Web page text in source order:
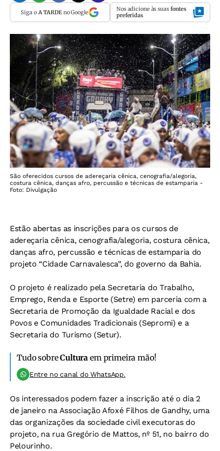
Siga o A TARDEno Google Nos adicione às suas fontes
preferidas
São oferecidos cursos de adereçaria cênica, cenografia/alegoria,
costura cênica, danças afro, percussão e técnicas de estamparia -
Foto: Divulgação
Estão abertas as inscrições para os cursos de
adereçaria cênica, cenografia/alegoria, costura cênica,
danças afro, percussão e técnicas de estamparia do
projeto “Cidade Carnavalesca”, do governo da Bahia.
O projeto é realizado pela Secretaria do Trabalho,
Emprego, Renda e Esporte (Setre) em parceria com a
Secretaria de Promoção da Igualdade Racial e dos
Povos e Comunidades Tradicionais (Sepromi) e a
Secretaria do Turismo (Setur).
Tudo sobreCultura em primeira mão!
Entre no canal do WhatsApp.
Os interessados podem fazer a inscrição até o dia 2
de janeiro na Associação Afoxé Filhos de Gandhy, uma
das organizações da sociedade civil executoras do
projeto, na rua Gregório de Mattos, nº 51, no bairro do
Pelourinho.